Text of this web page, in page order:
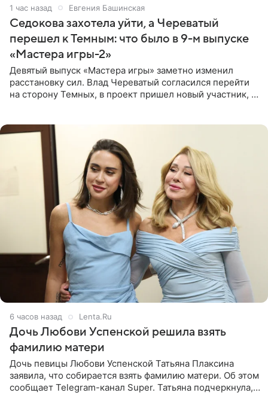
1 час назад Евгения Башинская
Седокова захотела уйти, а Череватый
перешел к Темным: что было в 9-м выпуске
«Мастера игры-2»
Девятый выпуск «Мастера игры» заметно изменил
расстановку сил. Влад Череватый согласился перейти
на сторону Темных, в проект пришел новый участник, а
6 часов назад Lenta.Ru
Дочь Любови Успенской решила взять
фамилию матери
Дочь певицы Любови Успенской Татьяна Плаксина
заявила, что собирается взять фамилию матери. Об этом
сообщает Telegram-канал Super. Татьяна подчеркнула,